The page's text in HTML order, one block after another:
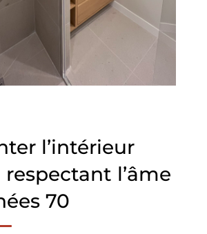
l’intérieur
l’âme
70